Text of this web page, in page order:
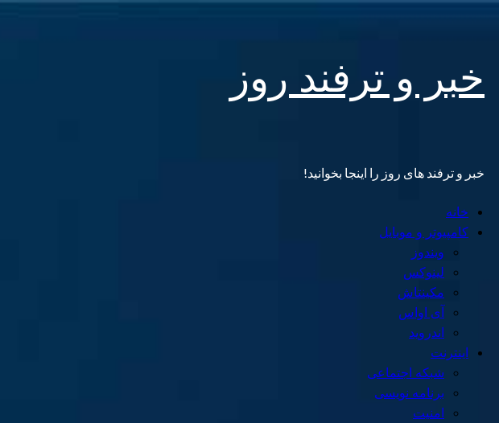
content
خبر و ترفند روز
خبر و ترفند های روز را اینجا بخوانید!
Primary
Menu
خانه
کامپیوتر و موبایل
ویندوز
لینوکس
مکینتاش
آی اواس
اندروید
اینترنت
شبکه اجتماعی
برنامه نویسی
امنیت